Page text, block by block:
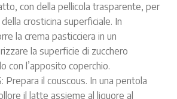
con della pellicola trasparente, per
crosticina superficiale. In
la crema pasticciera in un
la superficie di zucchero
con l’apposito coperchio.
Prepara il couscous. In una pentola
il latte assieme al liquore al